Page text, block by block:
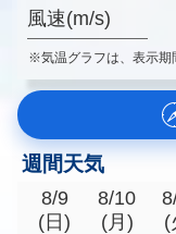
風速(m/s)
※気温グラフは、表示期
週間天気
8/9
(日)
8/10
(月)
(